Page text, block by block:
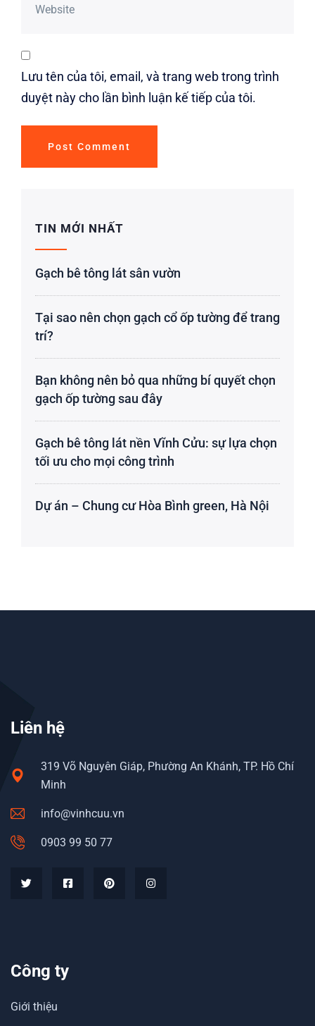
Lưu tên của tôi, email, và trang web trong trình
duyệt này cho lần bình luận kế tiếp của tôi.
TIN MỚI NHẤT
Gạch bê tông lát sân vườn
Tại sao nên chọn gạch cổ ốp tường để trang
trí?
Bạn không nên bỏ qua những bí quyết chọn
gạch ốp tường sau đây
Gạch bê tông lát nền Vĩnh Cửu: sự lựa chọn
tối ưu cho mọi công trình
Dự án – Chung cư Hòa Bình green, Hà Nội
Liên hệ
319 Võ Nguyên Giáp, Phường An Khánh, TP. Hồ Chí
Minh
info@vinhcuu.vn
0903 99 50 77
Công ty
Giới thiệu